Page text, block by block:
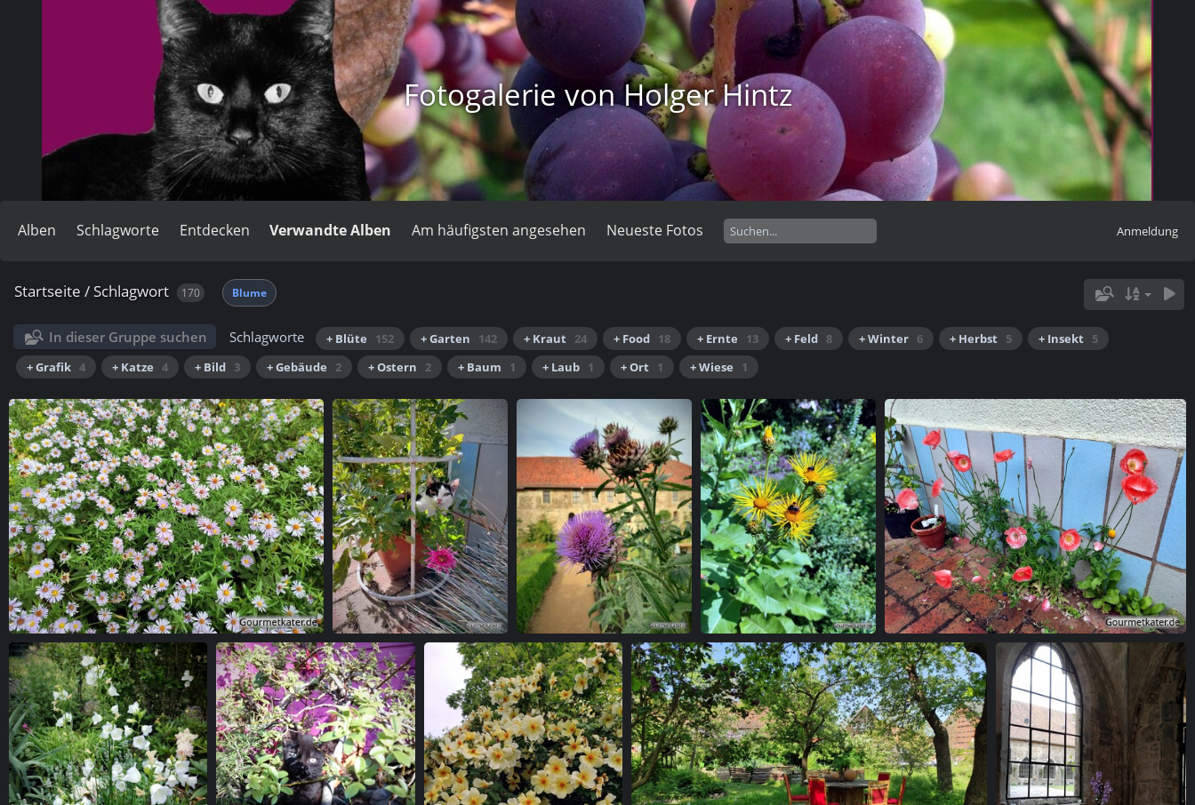
Fotogalerie von Holger Hintz
Alben Schlagworte Entdecken Verwandte Alben Am häufigsten angesehen Neueste Fotos Anmeldung
Startseite /Schlagwort 170 Blume
In dieser Gruppe suchen Schlagworte + Blüte 152 + Garten 142 + Kraut 24 + Food 18 + Ernte 13 + Feld 8 + Winter 6 + Herbst 5 + Insekt 5
+ Grafik 4 + Katze 4 + Bild 3 + Gebäude 2 + Ostern 2 + Baum 1 + Laub 1 + Ort 1 + Wiese 1
Bluetenmeer Ein Kater im Blumentopf Artischocken-Blüte Alant mit Insekten Fugen-Mohn